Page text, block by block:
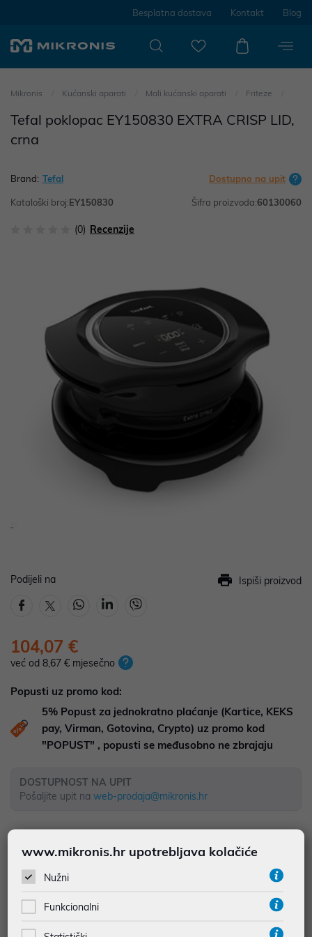
Besplatna dostava Kontakt Blog
Mikronis Kućanski aparati Mali kućanski aparati Friteze
Tefal poklopac EY150830 EXTRA CRISP LID,
crna
Brand: Tefal Dostupno na upit
Kataloški broj:EY150830 Šifra proizvoda:60130060
(0) Recenzije
Podijeli na Ispiši proizvod
104,07 €
već od 8,67 € mjesečno
Popusti uz promo kod:
5% Popust za jednokratno plaćanje (Kartice, KEKS
pay, Virman, Gotovina, Crypto) uz promo kod
"POPUST" , popusti se međusobno ne zbrajaju
DOSTUPNOST NA UPIT
Pošaljite upit na web-prodaja@mikronis.hr
najam za pravne osobe od 12 do 36 mj. već od
Vidi detalje
www.mikronis.hr upotrebljava kolačiće
Nužni
Funkcionalni